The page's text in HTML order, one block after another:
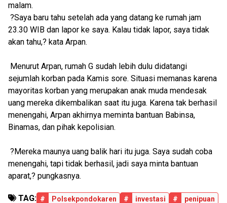
malam.
?Saya baru tahu setelah ada yang datang ke rumah jam
23.30 WIB dan lapor ke saya. Kalau tidak lapor, saya tidak
akan tahu,? kata Arpan.
Menurut Arpan, rumah G sudah lebih dulu didatangi
sejumlah korban pada Kamis sore. Situasi memanas karena
mayoritas korban yang merupakan anak muda mendesak
uang mereka dikembalikan saat itu juga. Karena tak berhasil
menengahi, Arpan akhirnya meminta bantuan Babinsa,
Binamas, dan pihak kepolisian.
?Mereka maunya uang balik hari itu juga. Saya sudah coba
menengahi, tapi tidak berhasil, jadi saya minta bantuan
aparat,? pungkasnya.
TAG: # Polsekpondokaren # investasi # penipuan